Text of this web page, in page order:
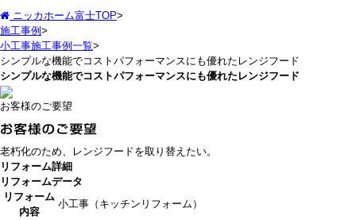
ニッカホーム富士TOP>
施工事例 >
小工事施工事例一覧>
シンプルな機能でコストパフォーマンスにも優れたレンジフード
シンプルな機能でコストパフォーマンスにも優れたレンジフード
お客様のご要望
老朽化のため、レンジフードを取り替えたい。
リフォーム詳細
リフォームデータ
リフォーム
内容
小工事（キッチンリフォーム）